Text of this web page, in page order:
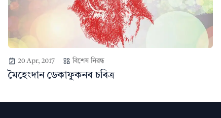
20 Apr, 2017 বিশেষ নিৱন্ধ
মৈহেংদান ডেকাফুকনৰ চৰিত্ৰ